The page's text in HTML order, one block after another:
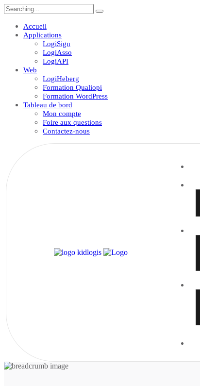
Accueil
Applications
LogiSign
LogiAsso
LogiAPI
Web
LogiHeberg
Formation Qualiopi
Formation WordPress
Tableau de bord
Mon compte
Foire aux questions
Contactez-nous